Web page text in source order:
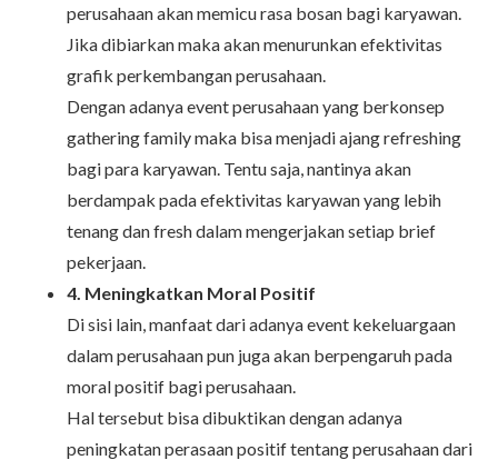
perusahaan akan memicu rasa bosan bagi karyawan.
Jika dibiarkan maka akan menurunkan efektivitas
grafik perkembangan perusahaan.
Dengan adanya event perusahaan yang berkonsep
gathering family maka bisa menjadi ajang refreshing
bagi para karyawan. Tentu saja, nantinya akan
berdampak pada efektivitas karyawan yang lebih
tenang dan fresh dalam mengerjakan setiap brief
pekerjaan.
4. Meningkatkan Moral Positif
Di sisi lain, manfaat dari adanya event kekeluargaan
dalam perusahaan pun juga akan berpengaruh pada
moral positif bagi perusahaan.
Hal tersebut bisa dibuktikan dengan adanya
peningkatan perasaan positif tentang perusahaan dari